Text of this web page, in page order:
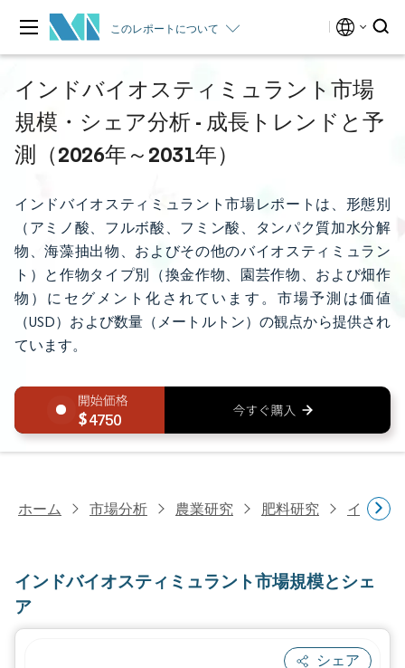
このレポートについて
インドバイオスティミュラント市場
規模・シェア分析 - 成長トレンドと予
測（2026年～2031年）
インドバイオスティミュラント市場レポートは、形態別
（アミノ酸、フルボ酸、フミン酸、タンパク質加水分解
物、海藻抽出物、およびその他のバイオスティミュラン
ト）と作物タイプ別（換金作物、園芸作物、および畑作
物）にセグメント化されています。市場予測は価値
（USD）および数量（メートルトン）の観点から提供され
ています。
4750
ホーム 市場分析 農業研究 肥料研究 インド
インドバイオスティミュラント市場規模とシェ
ア
シェア